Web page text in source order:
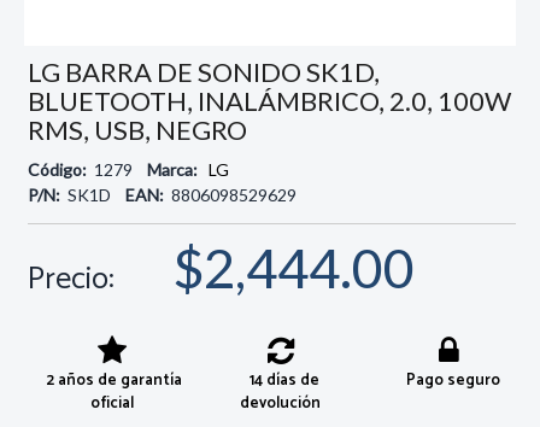
LG BARRA DE SONIDO SK1D,
BLUETOOTH, INALÁMBRICO, 2.0, 100W
RMS, USB, NEGRO
Código: 1279 Marca: LG
P/N: SK1D EAN: 8806098529629
Precio: $2,444.00
2 años de garantía
oficial
14 días de
devolución
Pago seguro